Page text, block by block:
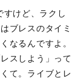
けど、ラクし
ブレスのタイミ
なるんですよ。
スしよう」って
て。ライブとレ